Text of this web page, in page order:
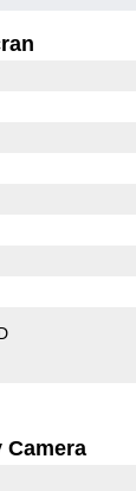
Camera